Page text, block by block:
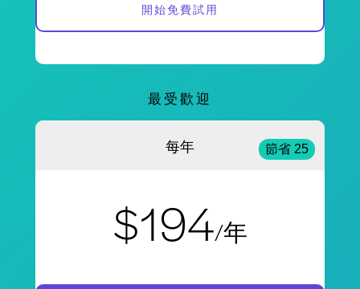
開始免費試用
最受歡迎
每年 節省 25
$194/年